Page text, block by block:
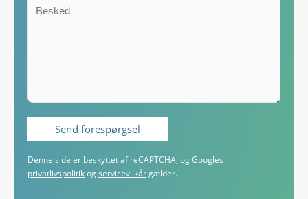
Denne side er beskyttet af reCAPTCHA, og Googles
privatlivspolitik og servicevilkår gælder.